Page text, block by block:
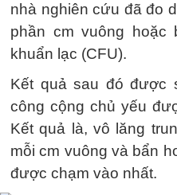
nhà nghiên cứu đã đo
phần cm vuông hoặc
khuẩn lạc (CFU).
Kết quả sau đó được
công cộng chủ yếu
Kết quả là, vô lăng
mỗi cm vuông và bẩn
được chạm vào nhất.